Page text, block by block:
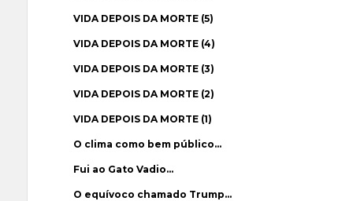
VIDA DEPOIS DA MORTE (5)
VIDA DEPOIS DA MORTE (4)
VIDA DEPOIS DA MORTE (3)
VIDA DEPOIS DA MORTE (2)
VIDA DEPOIS DA MORTE (1)
O clima como bem público…
Fui ao Gato Vadio…
O equívoco chamado Trump…